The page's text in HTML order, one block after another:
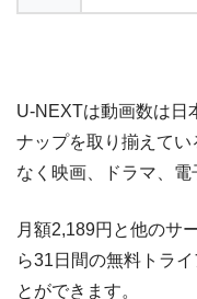
U-NEXTは動画数は日
ナップを取り揃えて
なく映画、ドラマ、電
月額2,189円と他のサ
ら31日間の無料トラ
とができます。